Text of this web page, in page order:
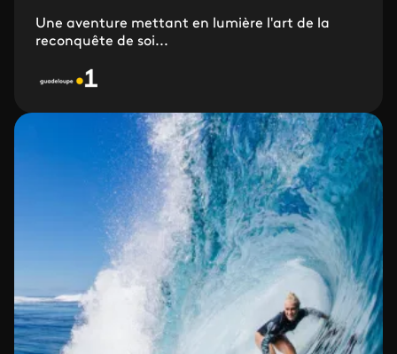
Une aventure mettant en lumière l'art de la
reconquête de soi...